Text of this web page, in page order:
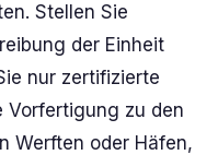
Stellen Sie
der Einheit
nur zertifizierte
Vorfertigung zu den
Werften oder Häfen,